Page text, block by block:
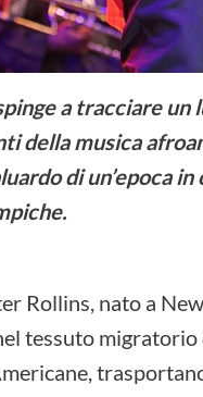
a tracciare un
della musica
di un’epoca
Rollins, nato a
tessuto migratorio